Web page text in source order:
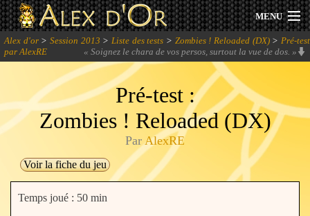
MENU
Actualités
Session 2026
Archives
Communauté
Alex d'or>Session 2013 >Liste des tests > Zombies ! Reloaded (DX)>Pré-test
par AlexRE
« Soignez le chara de vos persos, surtout la vue de dos. »
Pré-test :
Zombies ! Reloaded (DX)
ParAlexRE
Voir la fiche du jeu
Temps joué : 50 min